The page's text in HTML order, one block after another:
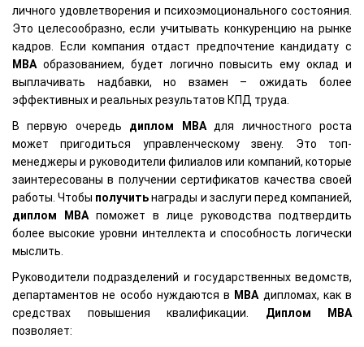
личного удовлетворения и психоэмоционального состояния.
Это целесообразно, если учитывать конкуренцию на рынке
кадров. Если компания отдаст предпочтение кандидату с
MBA образованием, будет логично повысить ему оклад и
выплачивать надбавки, но взамен – ожидать более
эффективных и реальных результатов КПД труда.
В первую очередь диплом MBAдля личностного роста
может пригодиться управленческому звену. Это топ-
менеджеры и руководители филиалов или компаний, которые
заинтересованы в получении сертификатов качества своей
работы. Чтобы получитьнаграды и заслуги перед компанией,
диплом
MBA поможет в лице руководства подтвердить
более высокие уровни интеллекта и способность логически
мыслить.
Руководители подразделений и государственных ведомств,
департаментов не особо нуждаются в MBA дипломах, как в
средствах повышения квалификации. Диплом
MBA
позволяет: